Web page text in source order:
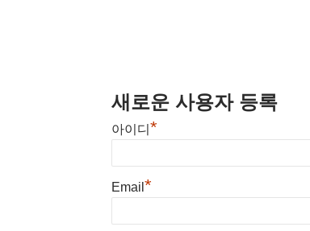
새로운 사용자 등록
아이디 *
Email *